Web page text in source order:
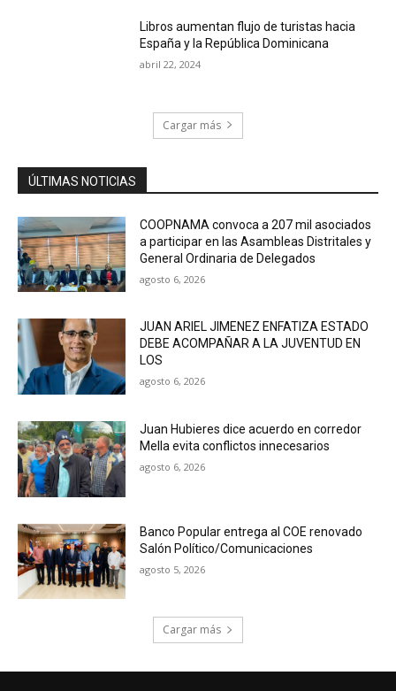
Libros aumentan flujo de turistas hacia
España y la República Dominicana
abril 22, 2024
Cargar más
ÚLTIMAS NOTICIAS
COOPNAMA convoca a 207 mil asociados
a participar en las Asambleas Distritales y
General Ordinaria de Delegados
agosto 6, 2026
JUAN ARIEL JIMENEZ ENFATIZA ESTADO
DEBE ACOMPAÑAR A LA JUVENTUD EN
LOS
agosto 6, 2026
Juan Hubieres dice acuerdo en corredor
Mella evita conflictos innecesarios
agosto 6, 2026
Banco Popular entrega al COE renovado
Salón Político/Comunicaciones
agosto 5, 2026
Cargar más